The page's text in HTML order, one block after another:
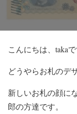
こんにちは、takaで
どうやらお札のデ
新しいお札の顔に
郎の方達です。